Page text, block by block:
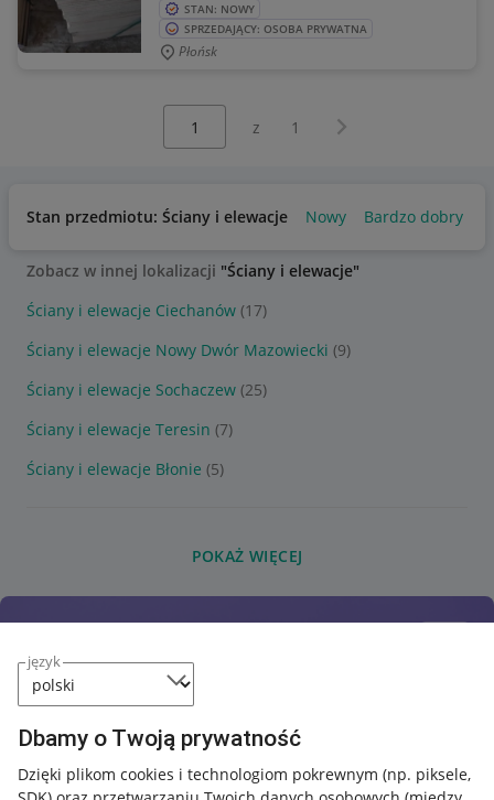
język
Dbamy o Twoją prywatność
Dzięki plikom cookies i technologiom pokrewnym (np. piksele,
STAN: NOWY
SPRZEDAJĄCY: OSOBA PRYWATNA
Płońsk
z 1 Następna strona
Stan przedmiotu: Ściany i elewacje Nowy Bardzo dobry
Zobacz w innej lokalizacji "Ściany i elewacje"
Ściany i elewacje Ciechanów (17)
Ściany i elewacje Nowy Dwór Mazowiecki (9)
Ściany i elewacje Sochaczew (25)
Ściany i elewacje Teresin (7)
Ściany i elewacje Błonie (5)
POKAŻ WIĘCEJ